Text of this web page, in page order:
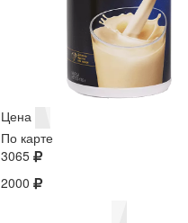
Цена
По карте
3065
2000